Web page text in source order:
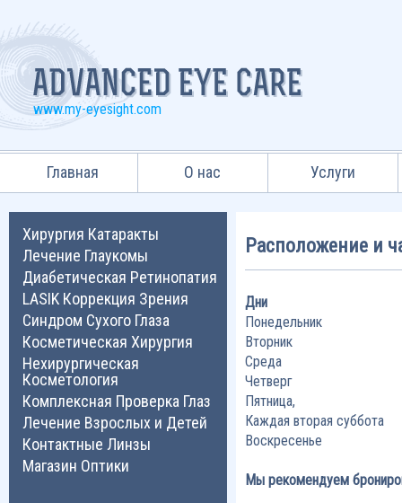
www.my-eyesight.com
Главная О нас Услуги
Хирургия Катаракты
Лечение Глаукомы
Диабетическая Ретинопатия
LASIK Коррекция Зрения
Синдром Сухого Глаза
Косметическая Хирургия
Нехирургическая
Косметология
Комплексная Проверка Глаз
Лечение Взрослых и Детей
Контактные Линзы
Магазин Оптики
Расположение и
Дни
Понедельник
Вторник
Среда
Четверг
Пятница,
Каждая вторая суббота
Воскресенье
Мы рекомендуем